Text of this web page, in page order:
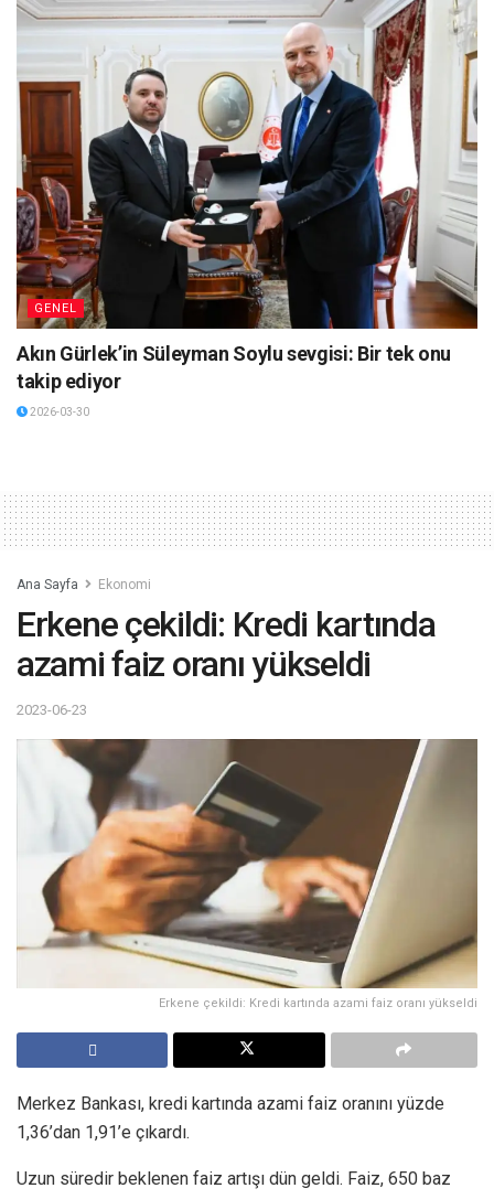
GENEL
Akın Gürlek’in Süleyman Soylu sevgisi: Bir tek onu
takip ediyor
2026-03-30
Ana Sayfa Ekonomi
Erkene çekildi: Kredi kartında
azami faiz oranı yükseldi
2023-06-23
Erkene çekildi: Kredi kartında azami faiz oranı yükseldi
Merkez Bankası, kredi kartında azami faiz oranını yüzde
1,36’dan 1,91’e çıkardı.
Uzun süredir beklenen faiz artışı dün geldi. Faiz, 650 baz